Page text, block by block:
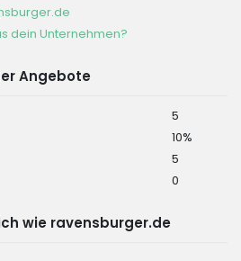
dein Unternehmen?
Angebote
5
10%
5
0
wie ravensburger.de